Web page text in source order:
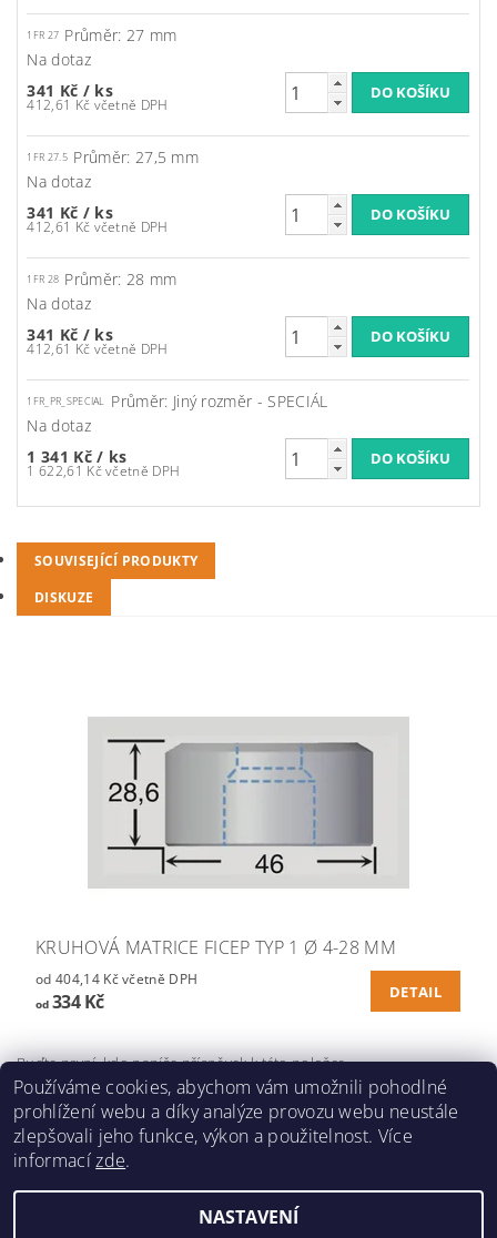
1FR 27 Průměr: 27 mm
Na dotaz
341 Kč / ks
412,61 Kč včetně DPH
1FR 27.5 Průměr: 27,5 mm
Na dotaz
341 Kč / ks
412,61 Kč včetně DPH
1FR 28 Průměr: 28 mm
Na dotaz
341 Kč / ks
412,61 Kč včetně DPH
1FR_PR_SPECIAL Průměr: Jiný rozměr - SPECIÁL
Na dotaz
1 341 Kč/ ks
1 622,61 Kč včetně DPH
SOUVISEJÍCÍ PRODUKTY
DISKUZE
KRUHOVÁ MATRICE FICEP TYP 1 Ø 4-28 MM
od 404,14 Kč včetně DPH
od334 Kč DETAIL
Buďte první, kdo napíše příspěvek k této položce.
Přidat komentář
Používáme cookies, abychom vám umožnili pohodlné
prohlížení webu a díky analýze provozu webu neustále
zlepšovali jeho funkce, výkon a použitelnost. Více
informacízde.
NASTAVENÍ